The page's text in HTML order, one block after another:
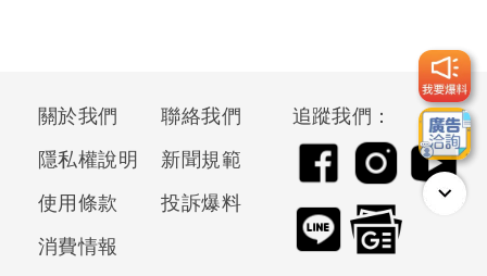
關於我們
聯絡我們
隱私權說明
新聞規範
使用條款
投訴爆料
消費情報
追蹤我們：